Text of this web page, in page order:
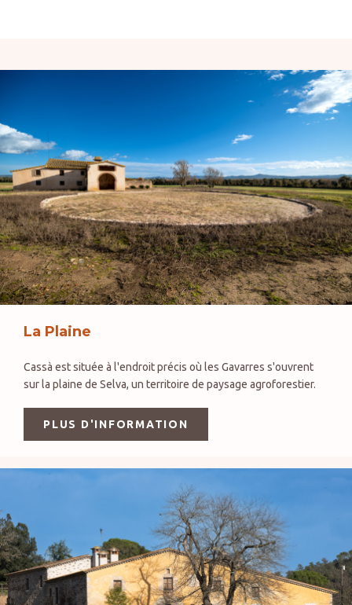
La Plaine
Cassà est située à l'endroit précis où les Gavarres s'ouvrent
sur la plaine de Selva, un territoire de paysage agroforestier.
PLUS D'INFORMATION